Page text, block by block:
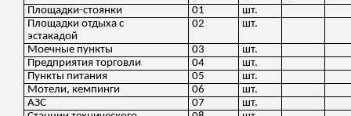
Площадки-стоянки
01
шт.
Площадки отдыха с
эстакадой
02 шт.
Моечные пункты 03
шт.
Предприятия торговли
04
шт.
Пункты питания
05
шт.
Мотели, кемпинги
06
шт.
АЗС
07
шт.